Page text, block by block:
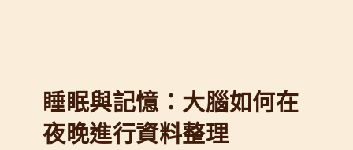
睡眠與記憶：大腦如何在
夜晚進行資料整理